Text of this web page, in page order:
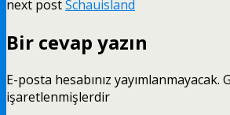
next postSchauisland
Bir cevap yazın
E-posta hesabınız yayımlanmayacak.
işaretlenmişlerdir